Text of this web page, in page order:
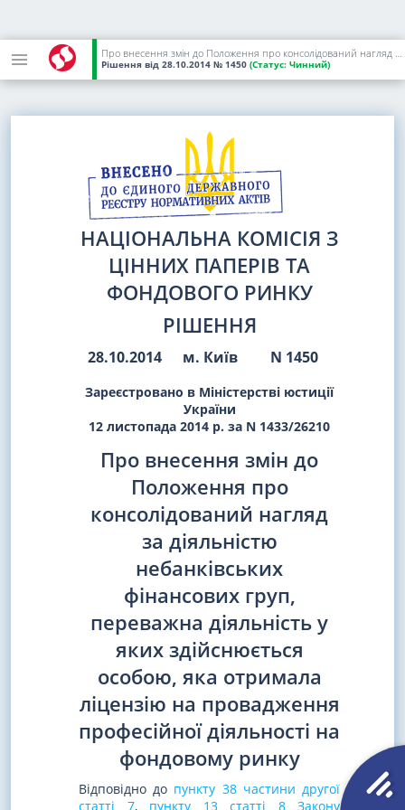
Про внесення змін до Положення про консолідований нагляд за діяльністю небанківських фінансових груп, переважна діяльність у яких здійснюється особою, яка отримала ліцензію на провадження професійної діяльності на фондовому ринку
Рішення від 28.10.2014 № 1450 (Статус: Чинний)
НАЦІОНАЛЬНА КОМІСІЯ З
ЦІННИХ ПАПЕРІВ ТА
ФОНДОВОГО РИНКУ
РІШЕННЯ
28.10.2014 м. Київ N 1450
Зареєстровано в Міністерстві юстиції
України
12 листопада 2014 р. за N 1433/26210
Про внесення змін до
Положення про
консолідований нагляд
за діяльністю
небанківських
фінансових груп,
переважна діяльність у
яких здійснюється
особою, яка отримала
ліцензію на провадження
професійної діяльності на
фондовому ринку
Відповідно до пункту 38 частини другої
статті 7, пункту 13 статті 8 Закону